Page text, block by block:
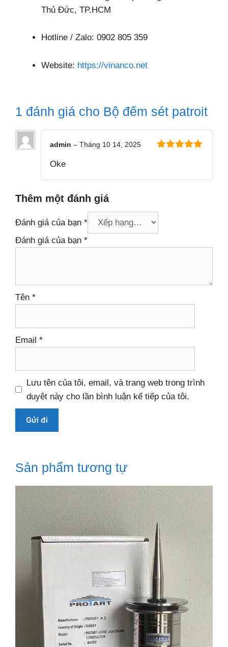
Thủ Đức, TP.HCM
Hotline / Zalo: 0902 805 359
Website: https://vinanco.net
1 đánh giá cho Bộ đếm sét patroit
admin – Tháng 10 14, 2025
Oke
Thêm một đánh giá
Đánh giá của bạn *
Đánh giá của bạn *
Tên *
Email *
Lưu tên của tôi, email, và trang web trong trình
duyệt này cho lần bình luận kế tiếp của tôi.
Sản phẩm tương tự